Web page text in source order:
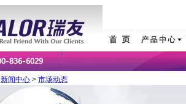
新闻中心 > 市场动态